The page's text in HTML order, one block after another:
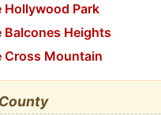
Hollywood Park
Balcones Heights
Cross Mountain